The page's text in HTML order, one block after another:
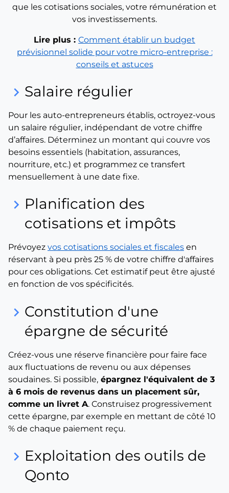
que les cotisations sociales, votre rémunération et
vos investissements.
Lire plus : Comment établir un budget
prévisionnel solide pour votre micro-entreprise :
conseils et astuces
keyboard_arrow_right Salaire régulier
Pour les auto-entrepreneurs établis, octroyez-vous
un salaire régulier, indépendant de votre chiffre
d’affaires. Déterminez un montant qui couvre vos
besoins essentiels (habitation, assurances,
nourriture, etc.) et programmez ce transfert
mensuellement à une date fixe.
keyboard_arrow_right Planification des
cotisations et impôts
Prévoyez vos cotisations sociales et fiscales en
réservant à peu près 25 % de votre chiffre d'affaires
pour ces obligations. Cet estimatif peut être ajusté
en fonction de vos spécificités.
keyboard_arrow_right Constitution d'une
épargne de sécurité
Créez-vous une réserve financière pour faire face
aux fluctuations de revenu ou aux dépenses
soudaines. Si possible, épargnez l'équivalent de 3
à 6 mois de revenus dans un placement sûr,
comme un livret A. Construisez progressivement
cette épargne, par exemple en mettant de côté 10
% de chaque paiement reçu.
keyboard_arrow_right Exploitation des outils de
Qonto